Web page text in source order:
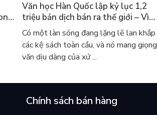
Văn học Hàn Quốc lập kỷ lục 1,2
triệu bản dịch bán ra thế giới – Vì
sao cả thế giới đang đọc sách Hàn?
Có một làn sóng đang lặng lẽ lan khắp
các kệ sách toàn cầu, và nó mang giọng
văn dịu dàng của xứ ...
Chính sách bán hàng